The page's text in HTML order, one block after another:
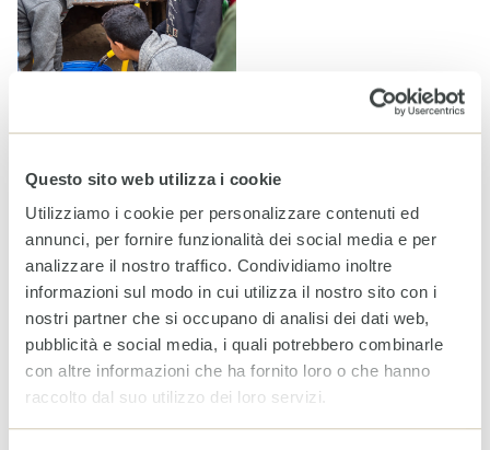
Questo sito web utilizza i cookie
Utilizziamo i cookie per personalizzare contenuti ed
annunci, per fornire funzionalità dei social media e per
analizzare il nostro traffico. Condividiamo inoltre
informazioni sul modo in cui utilizza il nostro sito con i
nostri partner che si occupano di analisi dei dati web,
pubblicità e social media, i quali potrebbero combinarle
con altre informazioni che ha fornito loro o che hanno
raccolto dal suo utilizzo dei loro servizi.
a Gaza nel mezzo del conflitto
Notizie
Tag
COOPERAZIONE SOLIDARIETÀ EMERGENZE
ALLIANCE2015
ARTICOLI CORRELATI